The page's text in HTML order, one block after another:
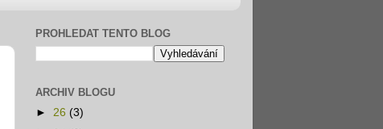
PROHLEDAT TENTO BLOG
ARCHIV BLOGU
► 26 (3)